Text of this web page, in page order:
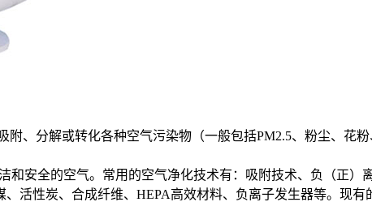
、分解或转化各种空气污染物（一般包括PM2.5、粉尘、花
安全的空气。常用的空气净化技术有：吸附技术、负（正）
活性炭、合成纤维、HEPA高效材料、负离子发生器等。现